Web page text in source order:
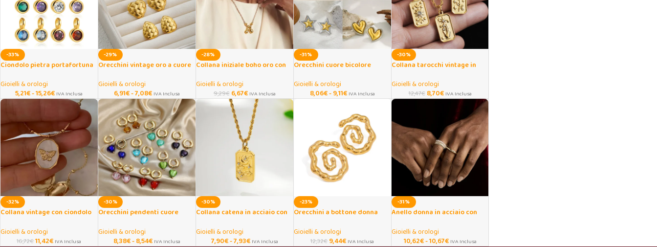
-33%
Ciondolo pietra portafortuna
Gioielli & orologi
5,21€-15,26€ IVA Inclusa
-29%
Orecchini vintage oro a cuore
Gioielli & orologi
6,91€-7,08€ IVA Inclusa
-28%
Collana iniziale boho oro con
Gioielli & orologi
9,29€ 6,67€ IVA Inclusa
-31%
Orecchini cuore bicolore
Gioielli & orologi
8,06€-9,11€ IVA Inclusa
-30%
Collana tarocchi vintage in
Gioielli & orologi
12,47€ 8,70€ IVA Inclusa
-32%
Collana vintage con ciondolo
Gioielli & orologi
16,72€11,42€ IVA Inclusa
-30%
Orecchini pendenti cuore
Gioielli & orologi
8,38€-8,54€ IVA Inclusa
-30%
Collana catena in acciaio con
Gioielli & orologi
7,90€-7,93€ IVA Inclusa
-23%
Orecchini a bottone donna
Gioielli & orologi
12,32€9,44€ IVA Inclusa
-31%
Anello donna in acciaio con
Gioielli & orologi
10,62€-10,67€ IVA Inclusa